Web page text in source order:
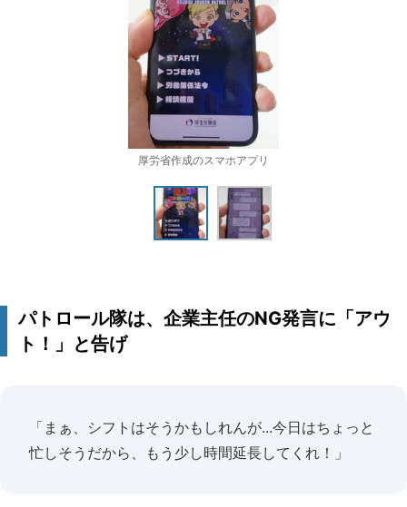
厚労省作成のスマホアプリ
パトロール隊は、企業主任のNG発言に「アウ
ト！」と告げ
「まぁ、シフトはそうかもしれんが...今日はちょっと
忙しそうだから、もう少し時間延長してくれ！」